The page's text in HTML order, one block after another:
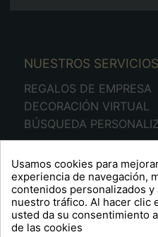
NUESTROS SERVICIOS
REGALOS DE EMPRESA
DECORACIÓN VIRTUAL
BÚSQUEDA
A R T S F I T É
Plaça Barcelona, 6
Usamos cookies para
experiencia de navegación,
contenidos personalizados y
nuestro tráfico. Al hacer clic
usted da su consentimiento
de las cookies